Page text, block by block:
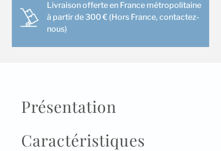
Livraison offerte en France métropolitaine
à partir de 300 € (Hors France, contactez-
nous)
Présentation
Caractéristiques